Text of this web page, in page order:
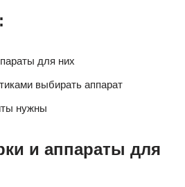
для них
выбирать аппарат
нужны
и аппараты для